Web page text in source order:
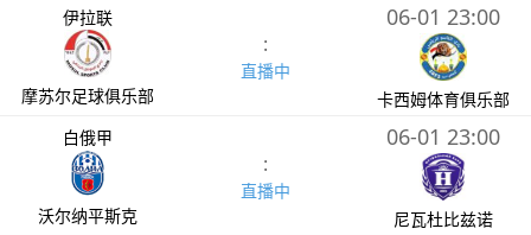
伊拉联
摩苏尔足球俱乐部
:
直播中
06-01 23:00
卡西姆体育俱乐部
白俄甲
沃尔纳平斯克
:
直播中
06-01 23:00
尼瓦杜比兹诺